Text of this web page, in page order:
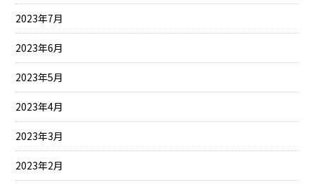
2023年7月
2023年6月
2023年5月
2023年4月
2023年3月
2023年2月